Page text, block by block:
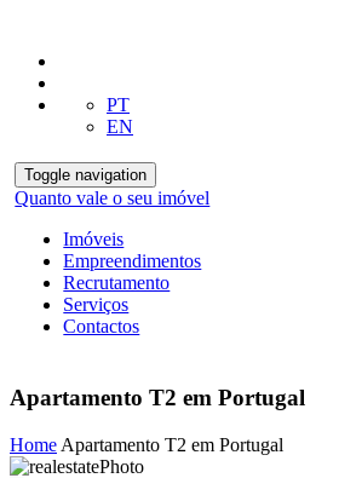
PT
EN
Toggle navigation
Quanto vale o seu imóvel
Imóveis
Empreendimentos
Recrutamento
Serviços
Contactos
Apartamento T2 em Portugal
Home Apartamento T2 em Portugal